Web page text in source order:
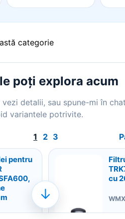
categorie
poți explora acum
detalii, sau spune-mi în
variantele potrivite.
1 2 3
pentru
cu
WMX
↓